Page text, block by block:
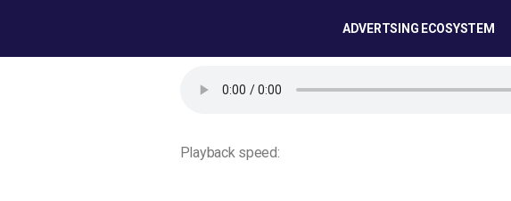
ADVERTSING ECOSYSTEM
Playback speed: